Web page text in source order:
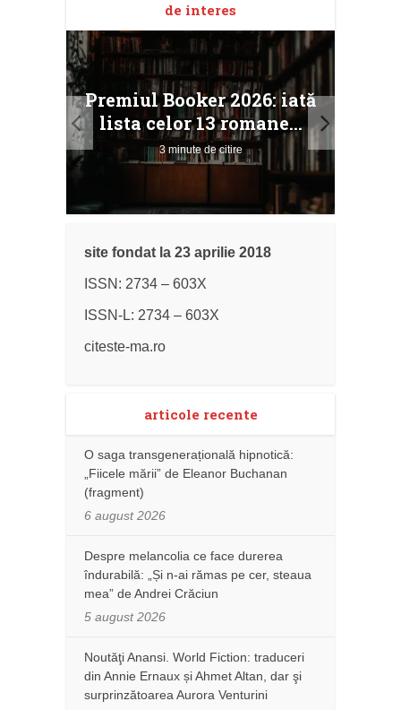
de interes
Premiul Booker 2026: iată
lista celor 13 romane...
3 minute de citire
site fondat la 23 aprilie 2018
ISSN: 2734 – 603X
ISSN-L: 2734 – 603X
citeste-ma.ro
articole recente
O saga transgenerațională hipnotică:
„Fiicele mării” de Eleanor Buchanan
(fragment)
6 august 2026
Despre melancolia ce face durerea
îndurabilă: „Și n-ai rămas pe cer, steaua
mea” de Andrei Crăciun
5 august 2026
Noutăţi Anansi. World Fiction: traduceri
din Annie Ernaux și Ahmet Altan, dar şi
surprinzătoarea Aurora Venturini